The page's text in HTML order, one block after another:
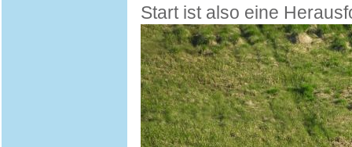
Start ist also eine